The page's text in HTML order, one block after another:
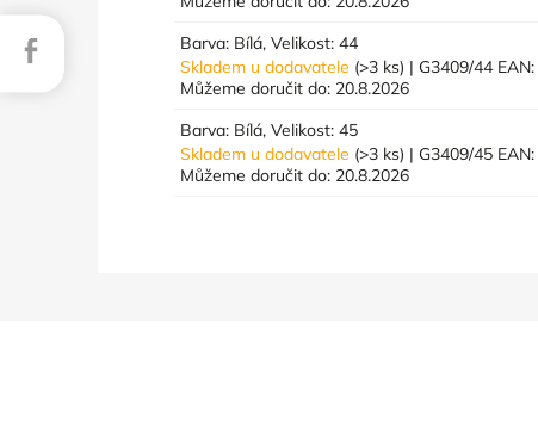
Barva: Bílá, Velikost: 44
Skladem u dodavatele (>3 ks) | G3409/44 EAN:
Můžeme doručit do: 20.8.2026
Barva: Bílá, Velikost: 45
Skladem u dodavatele (>3 ks) | G3409/45 EAN:
Můžeme doručit do: 20.8.2026